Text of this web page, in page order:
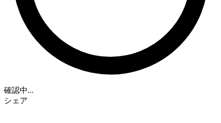
確認中...
シェア